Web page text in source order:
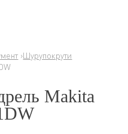
›Шурупокрути
Makita